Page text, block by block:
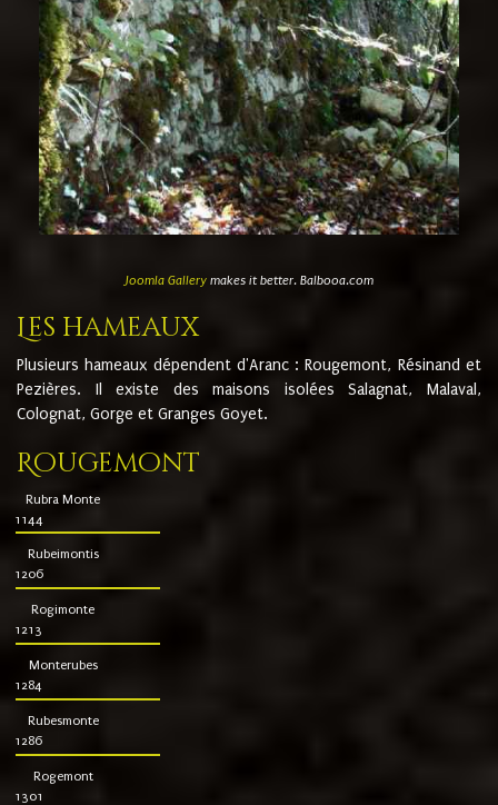
Joomla Gallerymakes it better. Balbooa.com
Les hameaux
Plusieurs hameaux dépendent d'Aranc : Rougemont, Résinand et
Pezières. Il existe des maisons isolées Salagnat, Malaval,
Colognat, Gorge et Granges Goyet.
Rougemont
Rubra Monte
1144
Rubeimontis
1206
Rogimonte
1213
Monterubes
1284
Rubesmonte
1286
Rogemont
1301